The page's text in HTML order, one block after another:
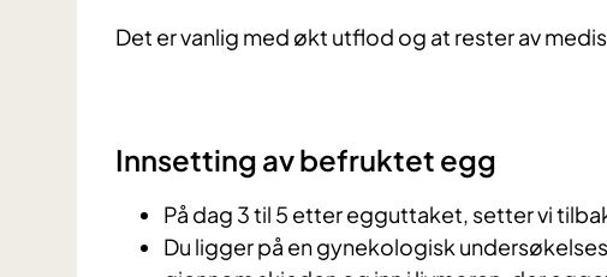
Det er vanlig med økt utflod og at rester av
Innsetting av befruktet egg
På dag 3 til 5 etter egguttaket, setter vi
Du ligger på en gynekologisk